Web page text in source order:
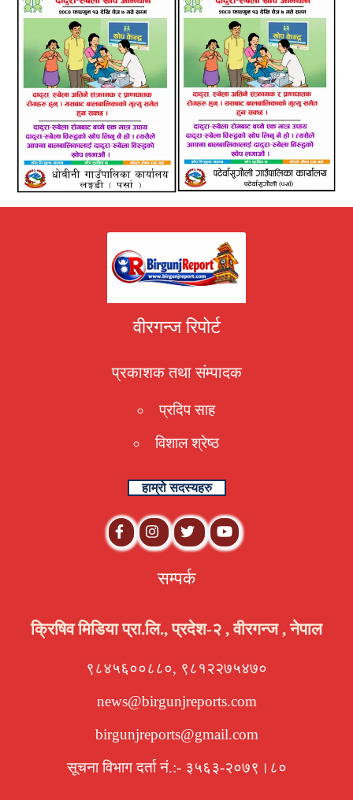
वीरगन्ज रिपोर्ट
प्रकाशक तथा संम्पादक
प्रदिप साह
विशाल श्रेष्ठ
हाम्रो सदस्यहरु
सम्पर्क
क्रिषिव मिडिया प्रा.लि., प्रदेश-२ , वीरगन्ज , नेपाल
९८४५६००८८०, ९८१२२७५४७०
news@birgunjreports.com
birgunjreports@gmail.com
सूचना विभाग दर्ता नं.:- ३५६३-२०७९।८०